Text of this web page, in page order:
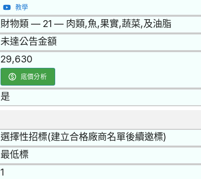
教學
財物類 — 21 — 肉類,魚,果實,蔬菜,及油脂
未達公告金額
29,630
底價分析
是
選擇性招標(建立合格廠商名單後續邀標)
最低標
1